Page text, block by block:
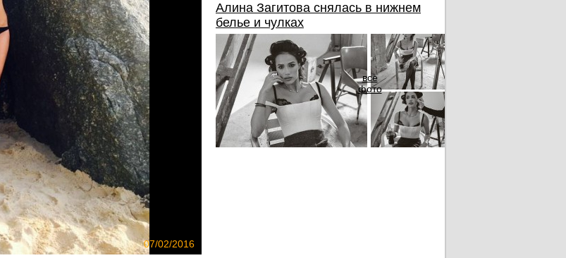
07/02/2016
Алина Загитова снялась в нижнем
белье и чулках
все
фото